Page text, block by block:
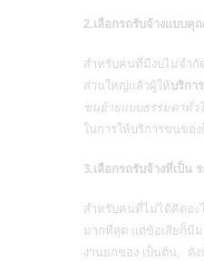
2.เลือกรถรับจ้างแบบคุ
สำหรับคนที่มีงบไม่จำกั
ส่วนใหญ่แล้วผู้ให้บริกา
ขนย้ายแบบธรรมดาทั่ว
ในการให้บริการขนของ
3.เลือกรถรับจ้างที่เป็น
สำหรับคนที่ไม่ได้คิดอะ
มากที่สุด แต่ข้อเสียก็มี
งานยกของ เป็นต้น, ดัง